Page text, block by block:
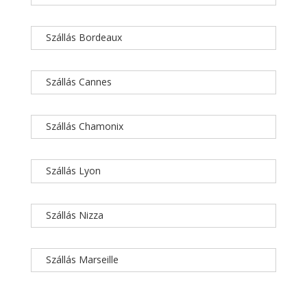
Szállás Bordeaux
Szállás Cannes
Szállás Chamonix
Szállás Lyon
Szállás Nizza
Szállás Marseille